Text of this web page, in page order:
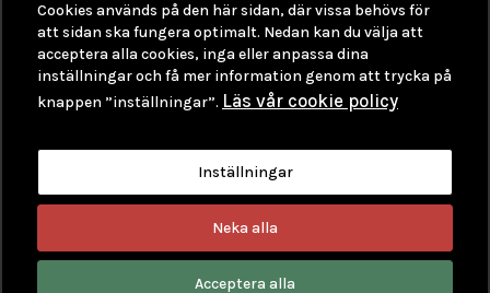
Utan LED
Tillbehör
Om DaBoss
Kan hämtas på plats i Falun.
Frakt 49-99:-, Hemleverans 150:-
Betalningsalternativ: Swish eller banköverföring.
Cookies används på den här sidan, där vissa behövs för
att sidan ska fungera optimalt. Nedan kan du välja att
acceptera alla cookies, inga eller anpassa dina
inställningar och få mer information genom att trycka på
knappen ”inställningar”. Läs vår cookie policy
Inställningar
Neka alla
Acceptera alla
hur hemsidan
används.
Upplevelse
prestera så
bra som
ditt besök.